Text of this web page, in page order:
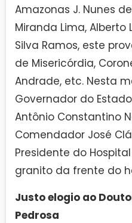
Amazonas J. Nunes
Miranda Lima, Alberto
Silva Ramos, este
de Misericórdia,
Andrade, etc. Nesta
Governador do
Antônio Constantino
Comendador José
Presidente do
granito da frente do
Justo elogio ao
Pedrosa